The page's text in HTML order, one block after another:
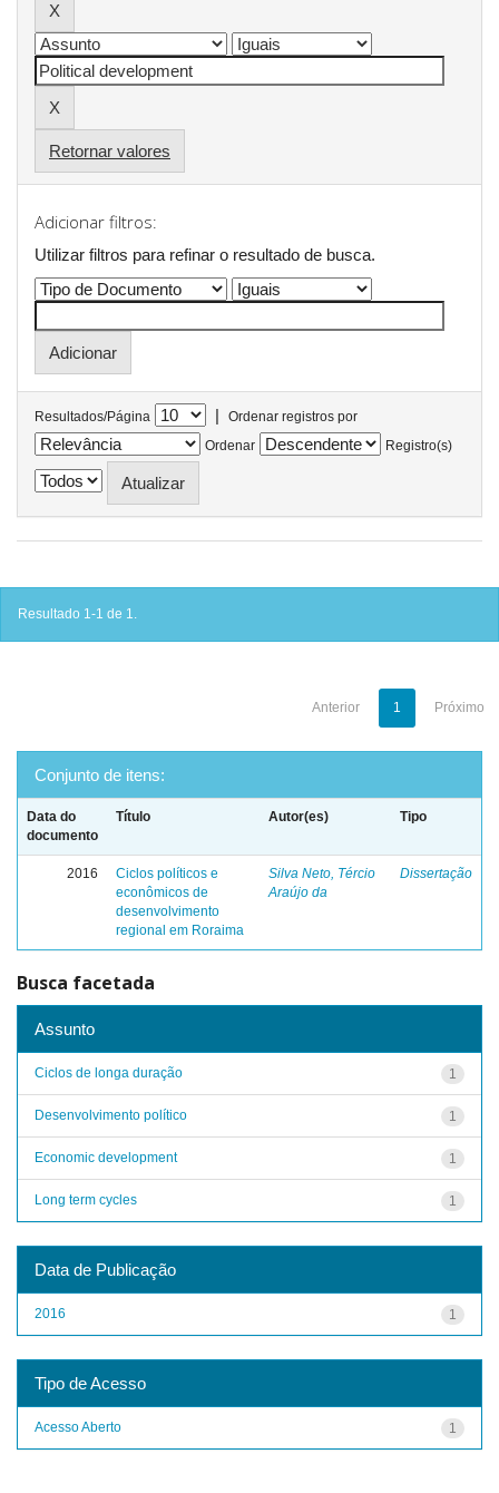
Retornar valores
Adicionar filtros:
Utilizar filtros para refinar o resultado de busca.
Resultados/Página |
Ordenar registros por
Ordenar
Registro(s)
Resultado 1-1 de 1.
Anterior 1 Próximo
Conjunto de itens:
Data do
documento
Título Autor(es) Tipo
2016
Ciclos políticos e
econômicos de
desenvolvimento
regional em Roraima
Silva Neto, Tércio
Araújo da
Dissertação
Busca facetada
Assunto
1
Ciclos de longa duração
1
Desenvolvimento político
1
Economic development
1
Long term cycles
Data de Publicação
1
2016
Tipo de Acesso
1
Acesso Aberto